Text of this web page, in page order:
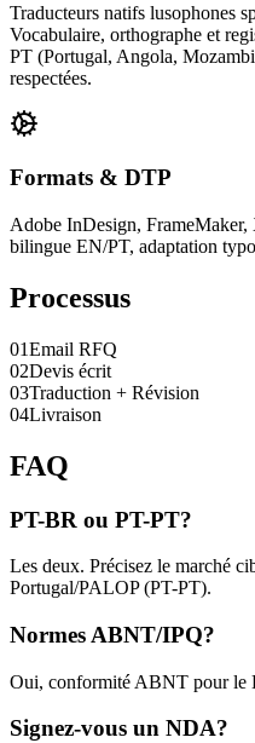
Traducteurs natifs lusophones
Vocabulaire, orthographe et
PT (Portugal, Angola,
respectées.
Formats & DTP
Adobe InDesign,
bilingue EN/PT, adaptation
Processus
01Email RFQ
02Devis écrit
03Traduction + Révision
04Livraison
FAQ
PT-BR ou PT-PT?
Les deux. Précisez le marché
Portugal/PALOP (PT-PT).
Normes ABNT/IPQ?
Oui, conformité ABNT pour le
Signez-vous un NDA?